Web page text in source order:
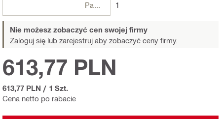
1
Nie możesz zobaczyć cen swojej firmy
Zaloguj się lub zarejestruj aby zobaczyć ceny firmy.
Cena netto po rabacie
613,77 PLN
613,77 PLN / 1 Szt.